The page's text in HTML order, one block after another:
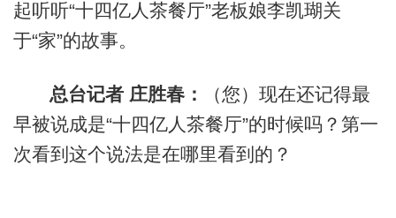
起听听“十四亿人茶餐厅”老板娘李凯瑚关
于“家”的故事。
总台记者 庄胜春：
（您）现在还记得最
早被说成是“十四亿人茶餐厅”的时候吗？第一
次看到这个说法是在哪里看到的？